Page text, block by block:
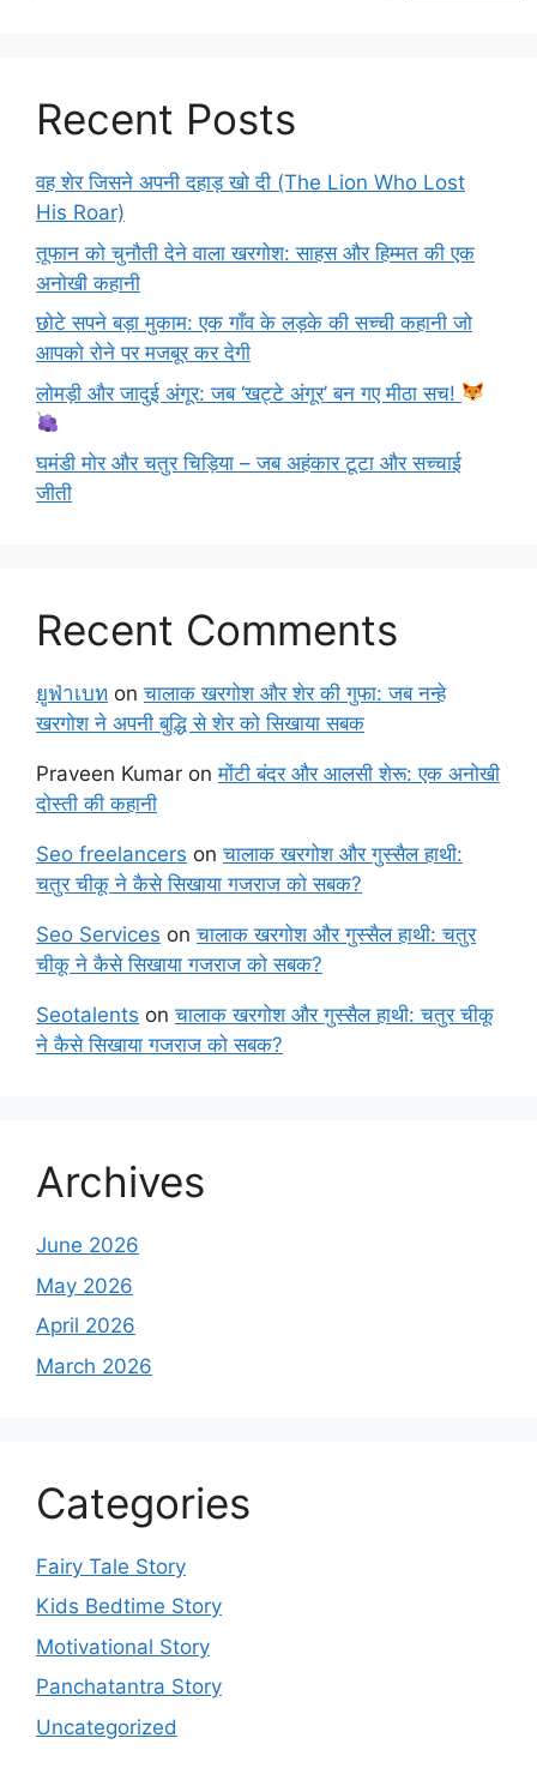
Recent Posts
वह शेर जिसने अपनी दहाड़ खो दी (The Lion Who Lost
His Roar)
तूफान को चुनौती देने वाला खरगोश: साहस और हिम्मत की एक
अनोखी कहानी
छोटे सपने बड़ा मुकाम: एक गाँव के लड़के की सच्ची कहानी जो
आपको रोने पर मजबूर कर देगी
लोमड़ी और जादुई अंगूर: जब ‘खट्टे अंगूर’ बन गए मीठा सच!
घमंडी मोर और चतुर चिड़िया – जब अहंकार टूटा और सच्चाई
जीती
Recent Comments
ยูฟ่าเบท onचालाक खरगोश और शेर की गुफा: जब नन्हे
खरगोश ने अपनी बुद्धि से शेर को सिखाया सबक
Praveen Kumar onमोंटी बंदर और आलसी शेरू: एक अनोखी
दोस्ती की कहानी
Seo freelancers onचालाक खरगोश और गुस्सैल हाथी:
चतुर चीकू ने कैसे सिखाया गजराज को सबक?
Seo Services onचालाक खरगोश और गुस्सैल हाथी: चतुर
चीकू ने कैसे सिखाया गजराज को सबक?
Seotalents onचालाक खरगोश और गुस्सैल हाथी: चतुर चीकू
ने कैसे सिखाया गजराज को सबक?
Archives
June 2026
May 2026
April 2026
March 2026
Categories
Fairy Tale Story
Kids Bedtime Story
Motivational Story
Panchatantra Story
Uncategorized